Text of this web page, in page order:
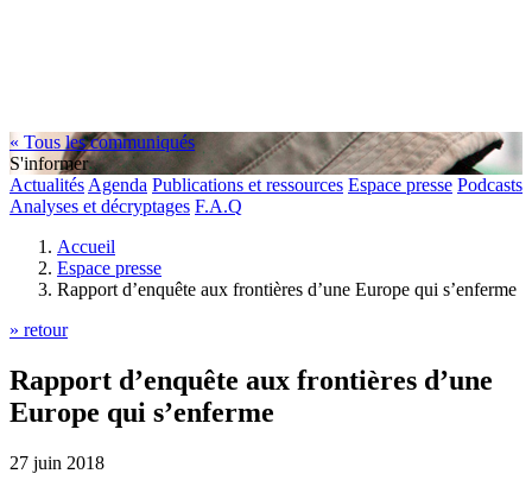
« Tous les communiqués
S'informer
Actualités Agenda Publications et ressources Espace presse Podcasts
Analyses et décryptages F.A.Q
Accueil
Espace presse
Rapport d’enquête aux frontières d’une Europe qui s’enferme
» retour
Rapport d’enquête aux frontières d’une
Europe qui s’enferme
27 juin 2018